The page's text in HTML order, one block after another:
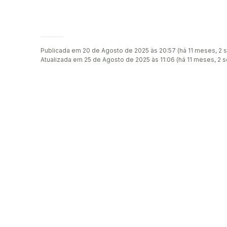
Publicada em 20 de Agosto de 2025 às 20:57 (há 11 meses, 2
Atualizada em 25 de Agosto de 2025 às 11:06 (há 11 meses, 2